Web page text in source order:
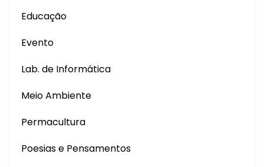
Educação
Evento
Lab. de Informática
Meio Ambiente
Permacultura
Poesias e Pensamentos